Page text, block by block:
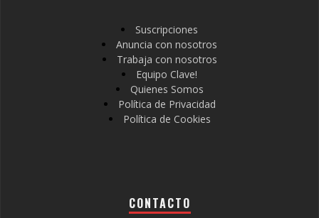
Suscripciones
Anuncia con nosotros
Trabaja con nosotros
Equipo Clave!
Quienes Somos
Política de Privacidad
Política de Cookies
CONTACTO